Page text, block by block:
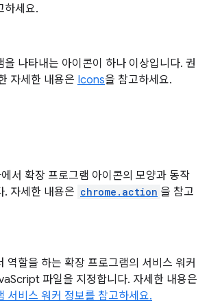
하세요.
을 나타내는 아이콘이 하나 이상입니다. 권
자세한 내용은 Icons을 참고하세요.
서 확장 프로그램 아이콘의 모양과 동작
. 자세한 내용은 chrome.action 을 참고
역할을 하는 확장 프로그램의 서비스 워커
파일을 지정합니다. 자세한 내용은
서비스 워커 정보를 참고하세요.